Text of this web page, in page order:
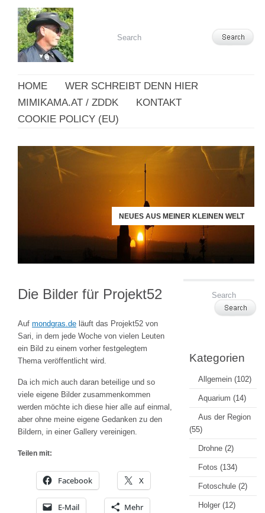
HOME
WER SCHREIBT DENN HIER
MIMIKAMA.AT / ZDDK
KONTAKT
COOKIE POLICY (EU)
NEUES AUS MEINER KLEINEN WELT
Die Bilder für Projekt52
Auf mondgras.de läuft das Projekt52 von
Sari, in dem jede Woche von vielen Leuten
ein Bild zu einem vorher festgelegtem
Thema veröffentlicht wird.
Da ich mich auch daran beteilige und so
viele eigene Bilder zusammenkommen
werden möchte ich diese hier alle auf einmal,
aber ohne meine eigene Gedanken zu den
Bildern, in einer Gallery vereinigen.
Teilen mit:
Facebook X
E-Mail Mehr
Kategorien
Allgemein (102)
Aquarium (14)
Aus der Region
(55)
Drohne (2)
Fotos (134)
Fotoschule (2)
Holger (12)